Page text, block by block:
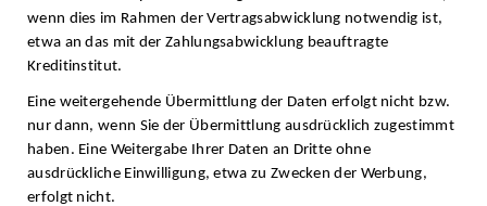
wenn dies im Rahmen der Vertragsabwicklung notwendig ist,
etwa an das mit der Zahlungsabwicklung beauftragte
Kreditinstitut.
Eine weitergehende Übermittlung der Daten erfolgt nicht bzw.
nur dann, wenn Sie der Übermittlung ausdrücklich zugestimmt
haben. Eine Weitergabe Ihrer Daten an Dritte ohne
ausdrückliche Einwilligung, etwa zu Zwecken der Werbung,
erfolgt nicht.